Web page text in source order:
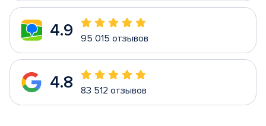
4.9 95 015 отзывов
4.8 83 512 отзывов